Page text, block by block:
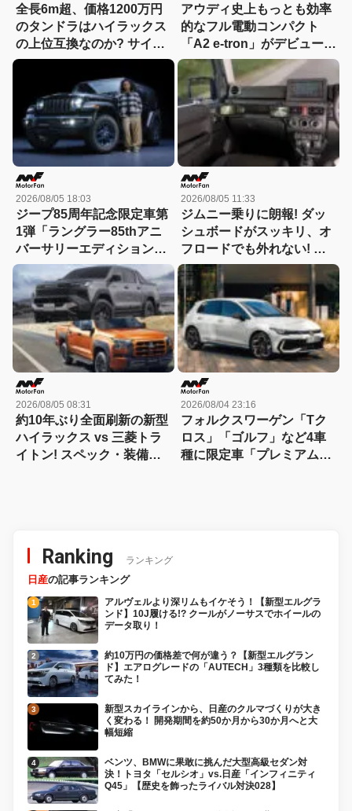
全長6m超、価格1200万円
のタンドラはハイラックス
の上位互換なのか? サイ
ズ・装備・走り・価格を徹
底比較して分かった決定的
な違い 【新型ハイラックス
徹底比較】
アウディ史上もっとも効率
的なフル電動コンパクト
「A2 e-tron」がデビュー前
にテスト写真を公開
2026/08/05 18:03
ジープ85周年記念限定車第
1弾「ラングラー85thアニ
バーサリーエディション」
が10月3日に発売！ 100台
限定で944万円。ラングラ
ーオーナー・平野歩夢さん
のスペシャルムービーも公
開中!!
2026/08/05 11:33
ジムニー乗りに朗報! ダッ
シュボードがスッキリ、オ
フロードでも外れない! サ
イド＆フロントカメラ映像
をベスポジで確認できる専
用スタンド登場!【CAR
MONO図鑑】
2026/08/05 08:31
約10年ぶり全面刷新の新型
ハイラックス vs 三菱トラ
イトン! スペック・装備・
2026/08/04 23:16
フォルクスワーゲン「Tク
ロス」「ゴルフ」など4車
種に限定車「プレミアムサ
Ranking ランキング
日産の記事ランキング
アルヴェルより深リムもイケそう！【新型エルグラ
ンド】10J履ける!? クールがノーサスでホイールの
データ取り！
約10万円の価格差で何が違う？【新型エルグラン
ド】エアログレードの「AUTECH」3種類を比較し
てみた！
新型スカイラインから、日産のクルマづくりが大き
く変わる！ 開発期間を約50か月から30か月へと大
幅短縮
ベンツ、BMWに果敢に挑んだ大型高級セダン対
決！トヨタ「セルシオ」vs.日産「インフィニティ
Q45」【歴史を飾ったライバル対決028】